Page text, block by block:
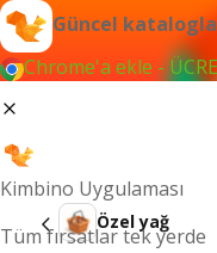
Güncel
Chrome'a ekle -
Kimbino Uygulaması
Tüm fırsatlar tek yerde
Özel yağ